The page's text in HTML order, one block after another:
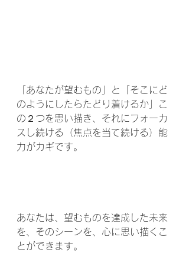
「あなたが望むもの」と「そこにど
のようにしたらたどり着けるか」こ
の２つを思い描き、それにフォーカ
スし続ける（焦点を当て続ける）能
力がカギです。
あなたは、望むものを達成した未来
を、そのシーンを、心に思い描くこ
とができます。